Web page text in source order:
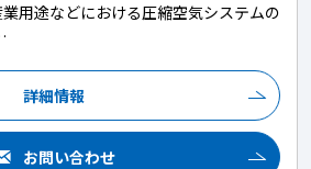
用途などにおける圧縮空気システムの
詳細情報
お問い合わせ